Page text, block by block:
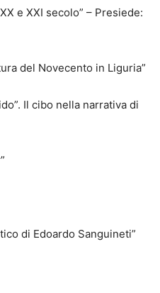
e XXI secolo” – Presiede:
del Novecento in Liguria”
Il cibo nella narrativa di
di Edoardo Sanguineti”